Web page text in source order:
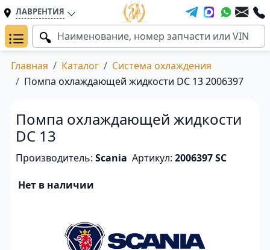
ЛАВРЕНТИЯ
Главная Каталог
Система охлаждения
Помпа охлаждающей жидкости DC 13 2006397
Помпа охлаждающей жидкости
DC 13
Производитель: Scania Артикул: 2006397 SC
Нет в наличии